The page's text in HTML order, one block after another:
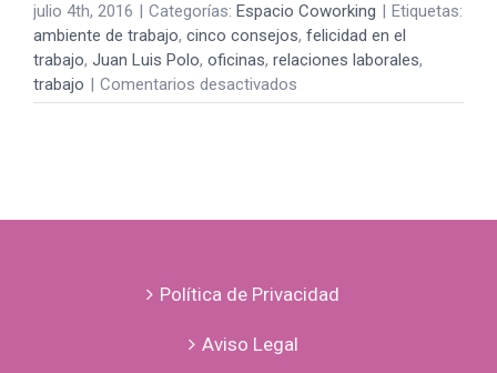
julio 4th, 2016 | Categorías: Espacio Coworking | Etiquetas:
ambiente de trabajo, cinco consejos, felicidad en el
trabajo, Juan Luis Polo, oficinas, relaciones laborales,
trabajo | Comentarios desactivados
Cómo
Política de Privacidad
Aviso Legal